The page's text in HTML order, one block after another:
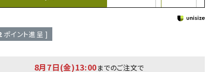
ポイント進呈 ]
8月7日(金)13:00までのご注文で